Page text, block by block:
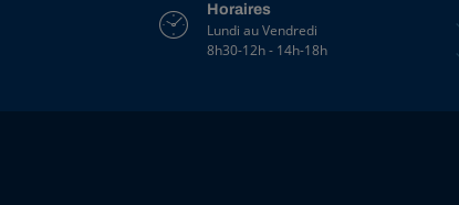
Horaires
Lundi au Vendredi
8h30-12h - 14h-18h